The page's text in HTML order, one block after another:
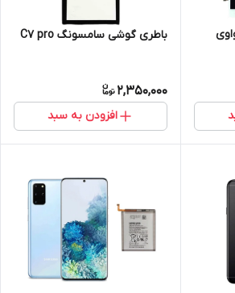
باطری گوشی سامسونگ C7 pro
2,350,000
افزودن به سبد